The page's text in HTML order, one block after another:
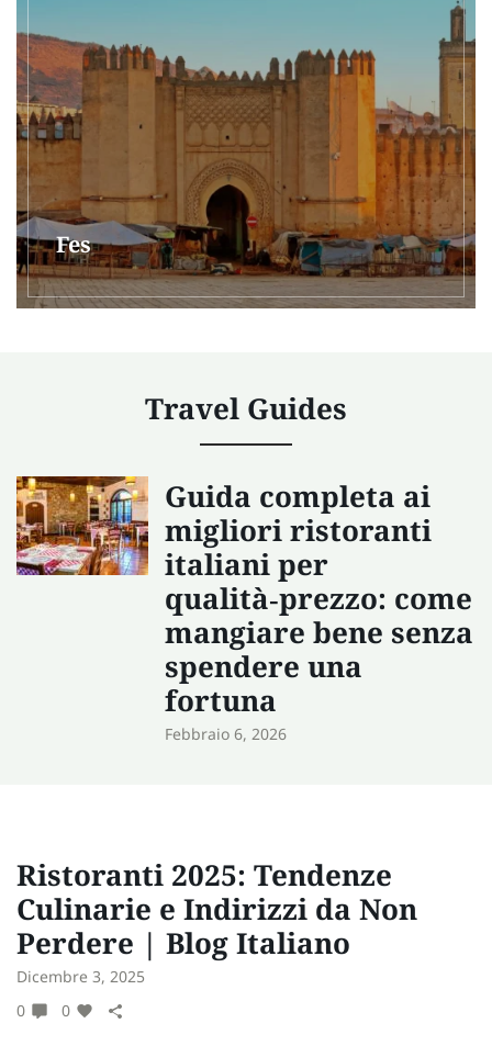
Fes
Travel Guides
Guida completa ai
migliori ristoranti
italiani per
qualità‑prezzo: come
mangiare bene senza
spendere una
fortuna
Febbraio 6, 2026
Ristoranti 2025: Tendenze
Culinarie e Indirizzi da Non
Perdere | Blog Italiano
Dicembre 3, 2025
0
0